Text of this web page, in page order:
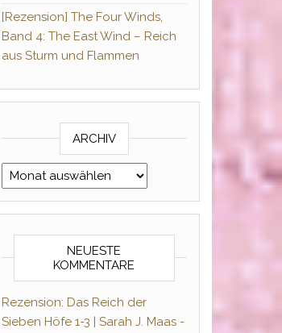
[Rezension] The Four Winds,
Band 4: The East Wind – Reich
aus Sturm und Flammen
ARCHIV
Archiv
NEUESTE
KOMMENTARE
Rezension: Das Reich der
Sieben Höfe 1-3 | Sarah J. Maas -